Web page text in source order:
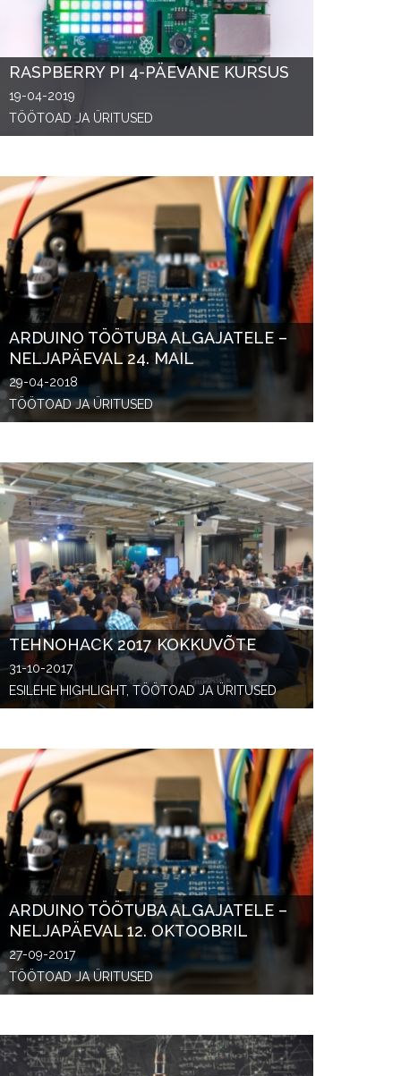
RASPBERRY PI 4-PÄEVANE KURSUS
19-04-2019
TÖÖTOAD JA ÜRITUSED
ARDUINO TÖÖTUBA ALGAJATELE –
NELJAPÄEVAL 24. MAIL
29-04-2018
TÖÖTOAD JA ÜRITUSED
TEHNOHACK 2017 KOKKUVÕTE
31-10-2017
ESILEHE HIGHLIGHT, TÖÖTOAD JA ÜRITUSED
ARDUINO TÖÖTUBA ALGAJATELE –
NELJAPÄEVAL 12. OKTOOBRIL
27-09-2017
TÖÖTOAD JA ÜRITUSED